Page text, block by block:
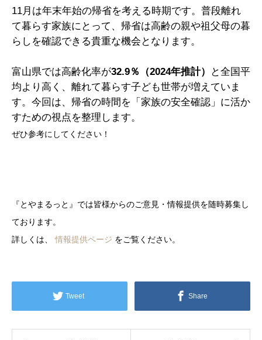
11月は年末年始の帰省を考える時期です。普段離れ
て暮らす家族にとって、帰省は高齢の親や祖父母の暮
らしを確認できる貴重な機会となります。
富山県では高齢化率が32.9％（2024年推計）
と全国平
均より高く、離れて暮らす子ども世帯が増えていま
す。今回は、帰省の時間を「家族の安全確認」に活か
すための視点を整理します。
ぜひ参考にしてください！
『とやまるっと』では皆様からのご意見・情報提供を随時募集し
ております。
詳しくは、情報提供ページ をご覧ください。
Tweet Share